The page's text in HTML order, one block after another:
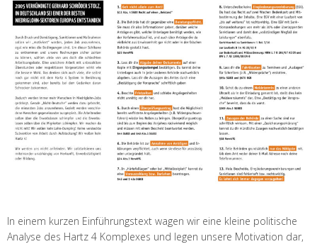
In einem kurzen Einführungstext wagen wir eine kleine politische
Analyse des Hartz 4 Komplexes und legen unsere Motivation dar,